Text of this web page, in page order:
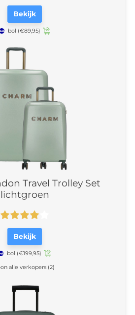
Bekijk
bol (€89,95)
Travel Trolley Set
lichtgroen
Bekijk
bol (€199,95)
alle verkopers (2)